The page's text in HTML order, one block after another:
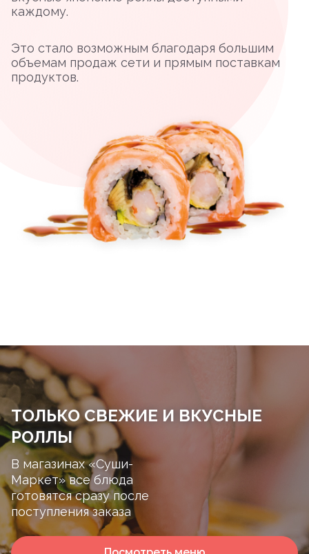
каждому.
Это стало возможным благодаря большим
объемам продаж сети и прямым поставкам
продуктов.
ТОЛЬКО СВЕЖИЕ И ВКУСНЫЕ
РОЛЛЫ
В магазинах «Суши-
Маркет» все блюда
готовятся сразу после
поступления заказа